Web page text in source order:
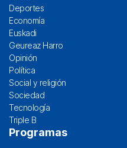
Deportes
Economía
Euskadi
Geureaz Harro
Opinión
Política
Social y religión
Sociedad
Tecnología
Triple B
Programas